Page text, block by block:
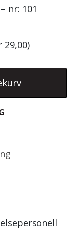
nr: 101
29,00)